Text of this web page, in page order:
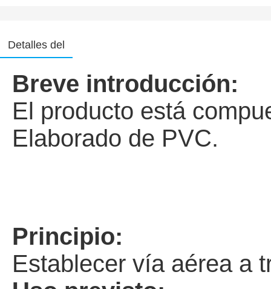
Detalles del
Breve introducción:
El producto está
Elaborado de PVC.
Principio:
Establecer vía aérea a